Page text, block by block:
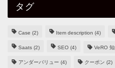
タグ
Case (2) Item description (4)
Saats (2) SEO (4) VeRO
アンダーバリュー (4) クーポン (2)